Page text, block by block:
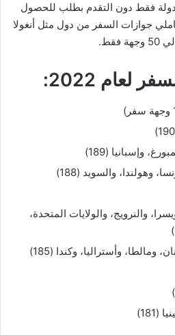
التالية في القائمة، زيارة 86 دولة فقط دون التقدم بطلب للحصول
جوازات السفر من دول مثل أنغولا
لعام 2022:
وإسبانيا (189)
وهولندا، والسويد (188)
والنرويج، والولايات المتحدة،
ومالطا، وأستراليا، وكندا (185)
(181)